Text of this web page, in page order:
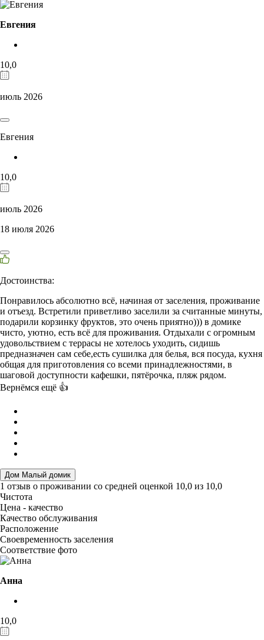
Евгения
10,0
июль 2026
Евгения
10,0
июль 2026
18 июля 2026
Достоинства:
Понравилось абсолютно всё, начиная от заселения, проживание
и отъезд. Встретили приветливо заселили за считанные минуты,
подарили корзинку фруктов, это очень приятно))) в домике
чисто, уютно, есть всё для проживания. Отдыхали с огромным
удовольствием с террасы не хотелось уходить, сидишь
предназначен сам себе,есть сушилка для белья, вся посуда, кухня
общая для приготовления со всеми принадлежностями, в
шаговой доступности кафешки, пятёрочка, пляж рядом.
Вернёмся ещё 👍
Дом Малый домик
1 отзыв о проживании со средней оценкой 10,0 из 10,0
Чистота
Цена - качество
Качество обслуживания
Расположение
Своевременность заселения
Соответствие фото
Анна
10,0